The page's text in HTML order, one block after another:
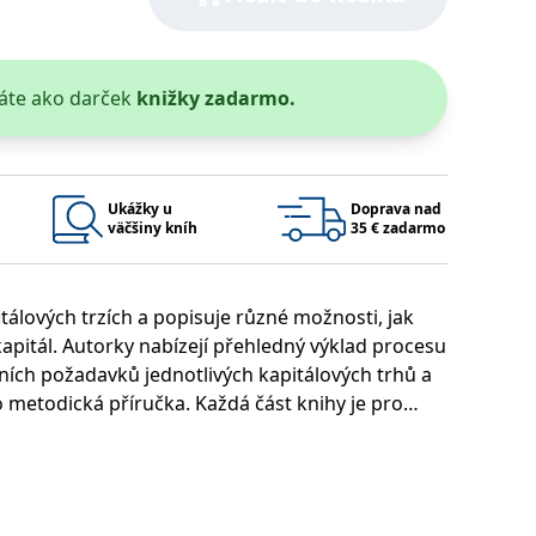
ako darček knižky zadarmo.
Ukážky u
väčšiny kníh
Doprava nad
35 € zadarmo
trzích a popisuje různé možnosti, jak
Autorky nabízejí přehledný výklad procesu
požadavků jednotlivých kapitálových trhů a
příručka. Každá část knihy je pro
z prostředí České republiky (např.
možné podávat platné zprávy o používání jejich webových
k udržování proměnných relací uživatelů. Obvykle se
příkladem je udržování přihlášeného stavu uživatele mezi
které systém přijímá, a zajištění souladu a přizpůsobivosti
Google Privacy Policy